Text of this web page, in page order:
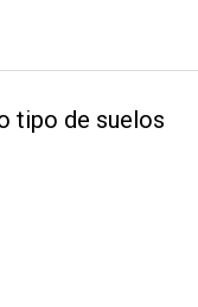
tipo de suelos